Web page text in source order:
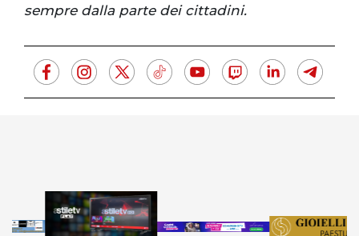
sempre dalla parte dei cittadini.